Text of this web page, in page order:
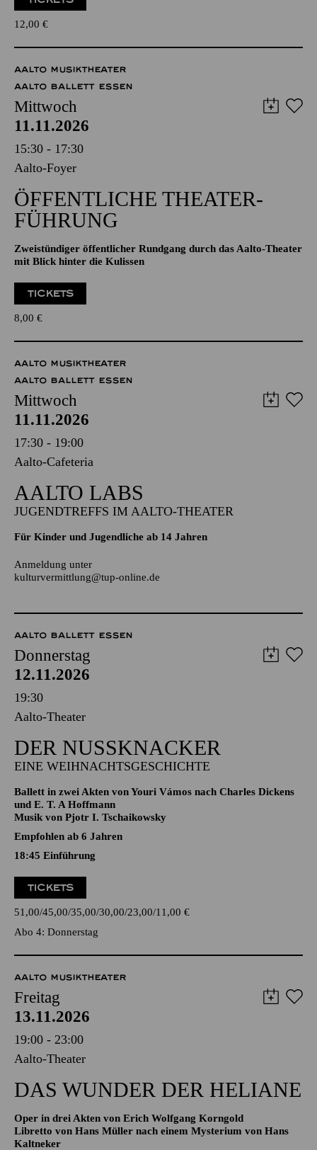
DER "HOHE NORDEN" IN DER MUSIK
12,00€
AALTO MUSIKTHEATER
AALTO BALLETT ESSEN
Mittwoch
11.11.2026
15:30 - 17:30
Aalto-Foyer
ÖFFENTLICHE THEATER­
FÜHRUNG
Zweistündiger öffentlicher Rundgang durch das Aalto-Theater
mit Blick hinter die Kulissen
8,00 €
AALTO MUSIKTHEATER
AALTO BALLETT ESSEN
Mittwoch
11.11.2026
17:30 - 19:00
Aalto-Cafeteria
AALTO LABS
Für Kinder und Jugendliche ab 14 Jahren
AALTO BALLETT ESSEN
Donnerstag
12.11.2026
19:30
Aalto-Theater
DER NUSSKNACKER
EINE WEIHNACHTSGESCHICHTE
Ballett in zwei Akten von Youri Vámos nach Charles Dickens
Musik von Pjotr I. Tschaikowsky
Empfohlen ab 6 Jahren
18:45 Einführung
TICKETS
51,00 45,00 35,00 30,00 23,00 11,00€
Abo 4: Donnerstag
AALTO MUSIKTHEATER
Freitag
13.11.2026
19:00 - 23:00
DAS WUNDER DER HELIANE